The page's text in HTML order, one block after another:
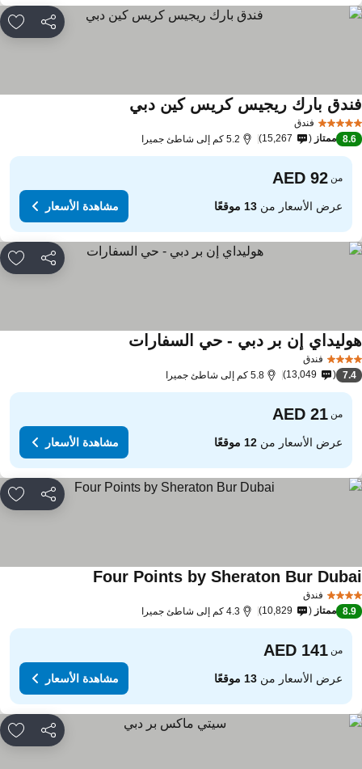
مشاركة
فندق
بارك ريجيس كريس كين دبي
8.6 ممتاز 15,267 5.2 كم إلى شاطئ جميرا
من
عرض الأسعار من13 موقعًا مشاهدة الأسعار
مشاركة
فندق
إن بر دبي - حي السفارات
7.4
13,049 5.8 كم إلى شاطئ جميرا
من
عرض الأسعار من12 موقعًا مشاهدة الأسعار
مشاركة
فندق
Four Points by Sheraton Bur
8.9 ممتاز 10,829 4.3 كم إلى شاطئ جميرا
من
عرض الأسعار من13 موقعًا مشاهدة الأسعار
مشاركة